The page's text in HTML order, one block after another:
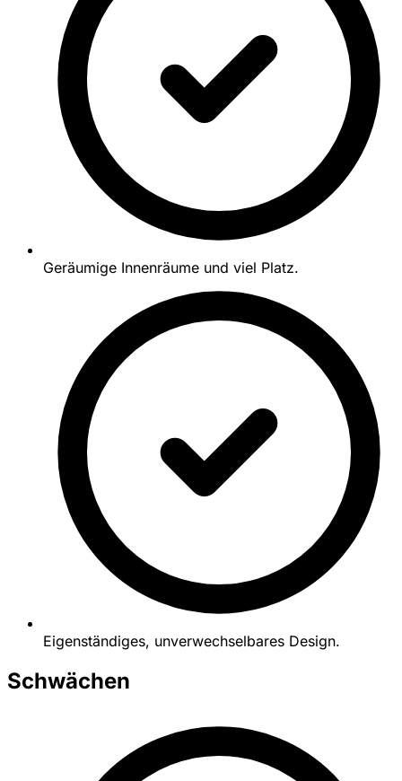
Geräumige Innenräume und viel Platz.
Eigenständiges, unverwechselbares Design.
Schwächen